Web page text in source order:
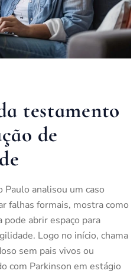
testamento
de
Paulo analisou um caso
falhas formais, mostra como
abrir espaço para
Logo no início, chama
sem pais vivos ou
com Parkinson em estágio